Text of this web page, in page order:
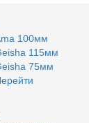
100мм
115мм
75мм